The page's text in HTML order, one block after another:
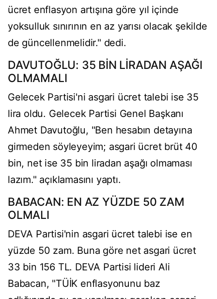
ücret enflasyon artışına göre yıl içinde
yoksulluk sınırının en az yarısı olacak şekilde
de güncellenmelidir." dedi.
DAVUTOĞLU: 35 BİN LİRADAN AŞAĞI
OLMAMALI
Gelecek Partisi'ni asgari ücret talebi ise 35
lira oldu. Gelecek Partisi Genel Başkanı
Ahmet Davutoğlu, "Ben hesabın detayına
girmeden söyleyeyim; asgari ücret brüt 40
bin, net ise 35 bin liradan aşağı olmaması
lazım." açıklamasını yaptı.
BABACAN: EN AZ YÜZDE 50 ZAM
OLMALI
DEVA Partisi'nin asgari ücret talebi ise en
yüzde 50 zam. Buna göre net asgari ücret
33 bin 156 TL. DEVA Partisi lideri Ali
Babacan, "TÜİK enflasyonunu baz